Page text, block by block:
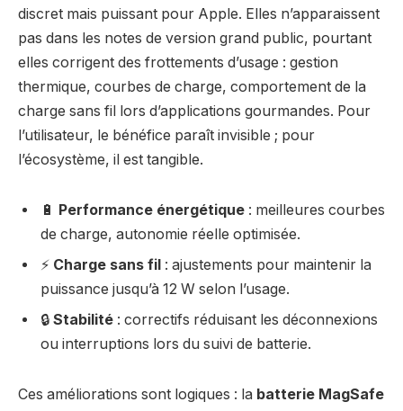
discret mais puissant pour Apple. Elles n’apparaissent
pas dans les notes de version grand public, pourtant
elles corrigent des frottements d’usage : gestion
thermique, courbes de charge, comportement de la
charge sans fil lors d’applications gourmandes. Pour
l’utilisateur, le bénéfice paraît invisible ; pour
l’écosystème, il est tangible.
🔋 Performance énergétique : meilleures courbes
de charge, autonomie réelle optimisée.
⚡ Charge sans fil : ajustements pour maintenir la
puissance jusqu’à 12 W selon l’usage.
🔒 Stabilité : correctifs réduisant les déconnexions
ou interruptions lors du suivi de batterie.
Ces améliorations sont logiques : la batterie MagSafe